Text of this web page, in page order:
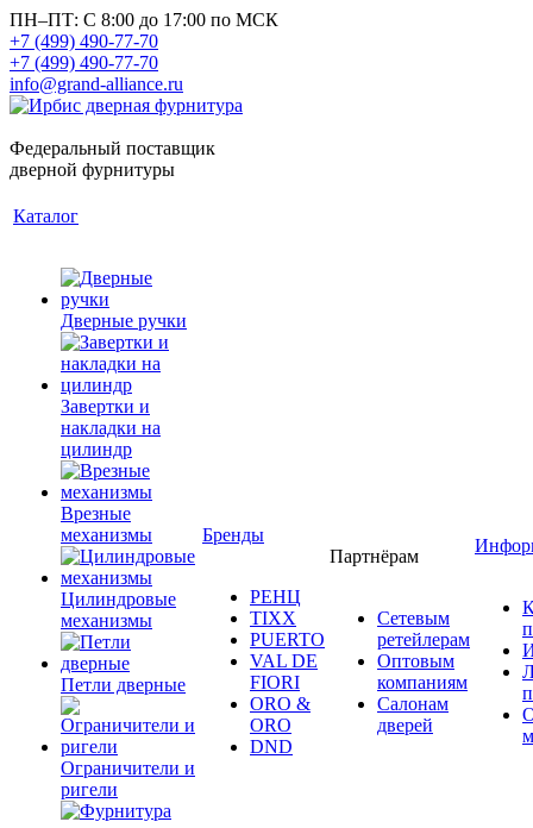
ПН–ПТ: С 8:00 до 17:00 по МСК
+7 (499) 490-77-70
+7 (499) 490-77-70
info@grand-alliance.ru
Федеральный поставщик
дверной фурнитуры
Каталог
Дверные ручки
Завертки и
накладки на
цилиндр
Врезные
механизмы
Цилиндровые
механизмы
Петли дверные
Ограничители и
ригели
Бренды
РЕНЦ
TIXX
PUERTO
VAL DE
FIORI
ORO &
ORO
DND
Партнёрам
Сетевым
ретейлерам
Оптовым
компаниям
Салонам
дверей